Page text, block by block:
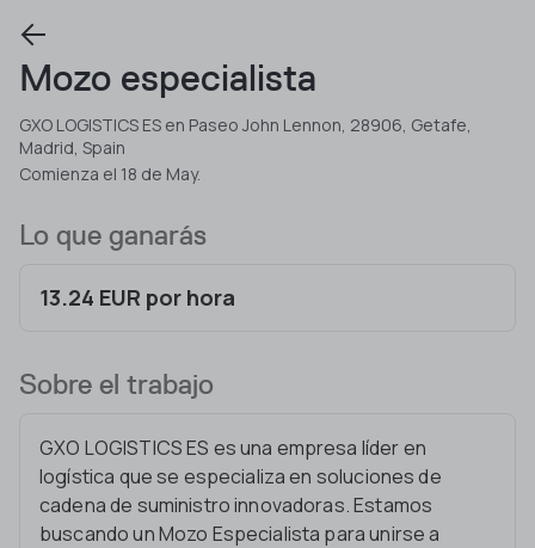
Mozo especialista
GXO LOGISTICS ES en Paseo John Lennon, 28906, Getafe,
Madrid, Spain
Comienza el 18 de May.
Lo que ganarás
13.24 EUR por hora
Sobre el trabajo
GXO LOGISTICS ES es una empresa líder en
logística que se especializa en soluciones de
cadena de suministro innovadoras. Estamos
buscando un Mozo Especialista para unirse a